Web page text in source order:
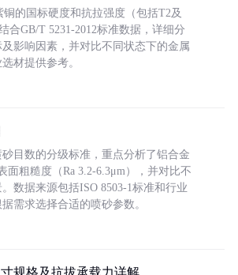
的国标硬度和抗拉强度（包括T2及
合GB/T 5231-2012标准数据，详细分
影响因素，并对比不同状态下的金属
材提供参考。
目数的分级标准，重点分析了铝合金
面粗糙度（Ra 3.2-6.3μm），并对比不
数据来源包括ISO 8503-1标准和行业
需求选择合适的喷砂参数。
规格及抗拔承载力详解